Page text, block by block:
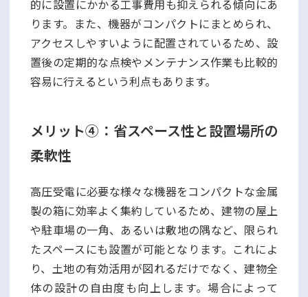
的に設置にかかる工事費用も抑えられる傾向にあ
ります。また、機器がコンパクトにまとめられ、
アクセスしやすいように配置されているため、設
置後の定期的な点検やメンテナンス作業も比較的
容易に行えるという利点もあります。
メリット④：省スペース性と設置場所の
柔軟性
高圧受電に必要な様々な機器をコンパクトな金属
製の箱に効率よく集約しているため、建物の屋上
や駐車場の一角、あるいは敷地の隅など、限られ
たスペースにも設置が可能となります。これによ
り、土地の有効活用が図れるだけでなく、建物全
体の設計の自由度も向上します。場合によって